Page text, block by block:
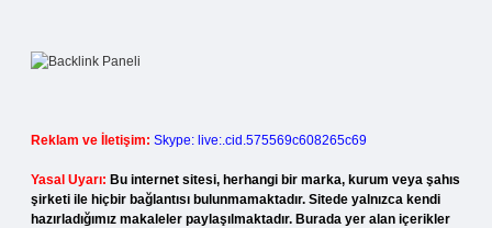
Reklam ve İletişim: Skype: live:.cid.575569c608265c69
Yasal Uyarı: Bu internet sitesi, herhangi bir marka, kurum veya şahıs
şirketi ile hiçbir bağlantısı bulunmamaktadır. Sitede yalnızca kendi
hazırladığımız makaleler paylaşılmaktadır. Burada yer alan içerikler